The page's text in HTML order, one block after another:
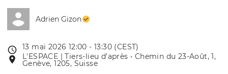
Adrien Gizon
Date
de
l'évênement
13 mai 2026 12:00 - 13:30 (CEST)
Lieu
de
L'ESPACE | Tiers-lieu d'après • Chemin du 23-Août, 1,
Genève, 1205, Suisse